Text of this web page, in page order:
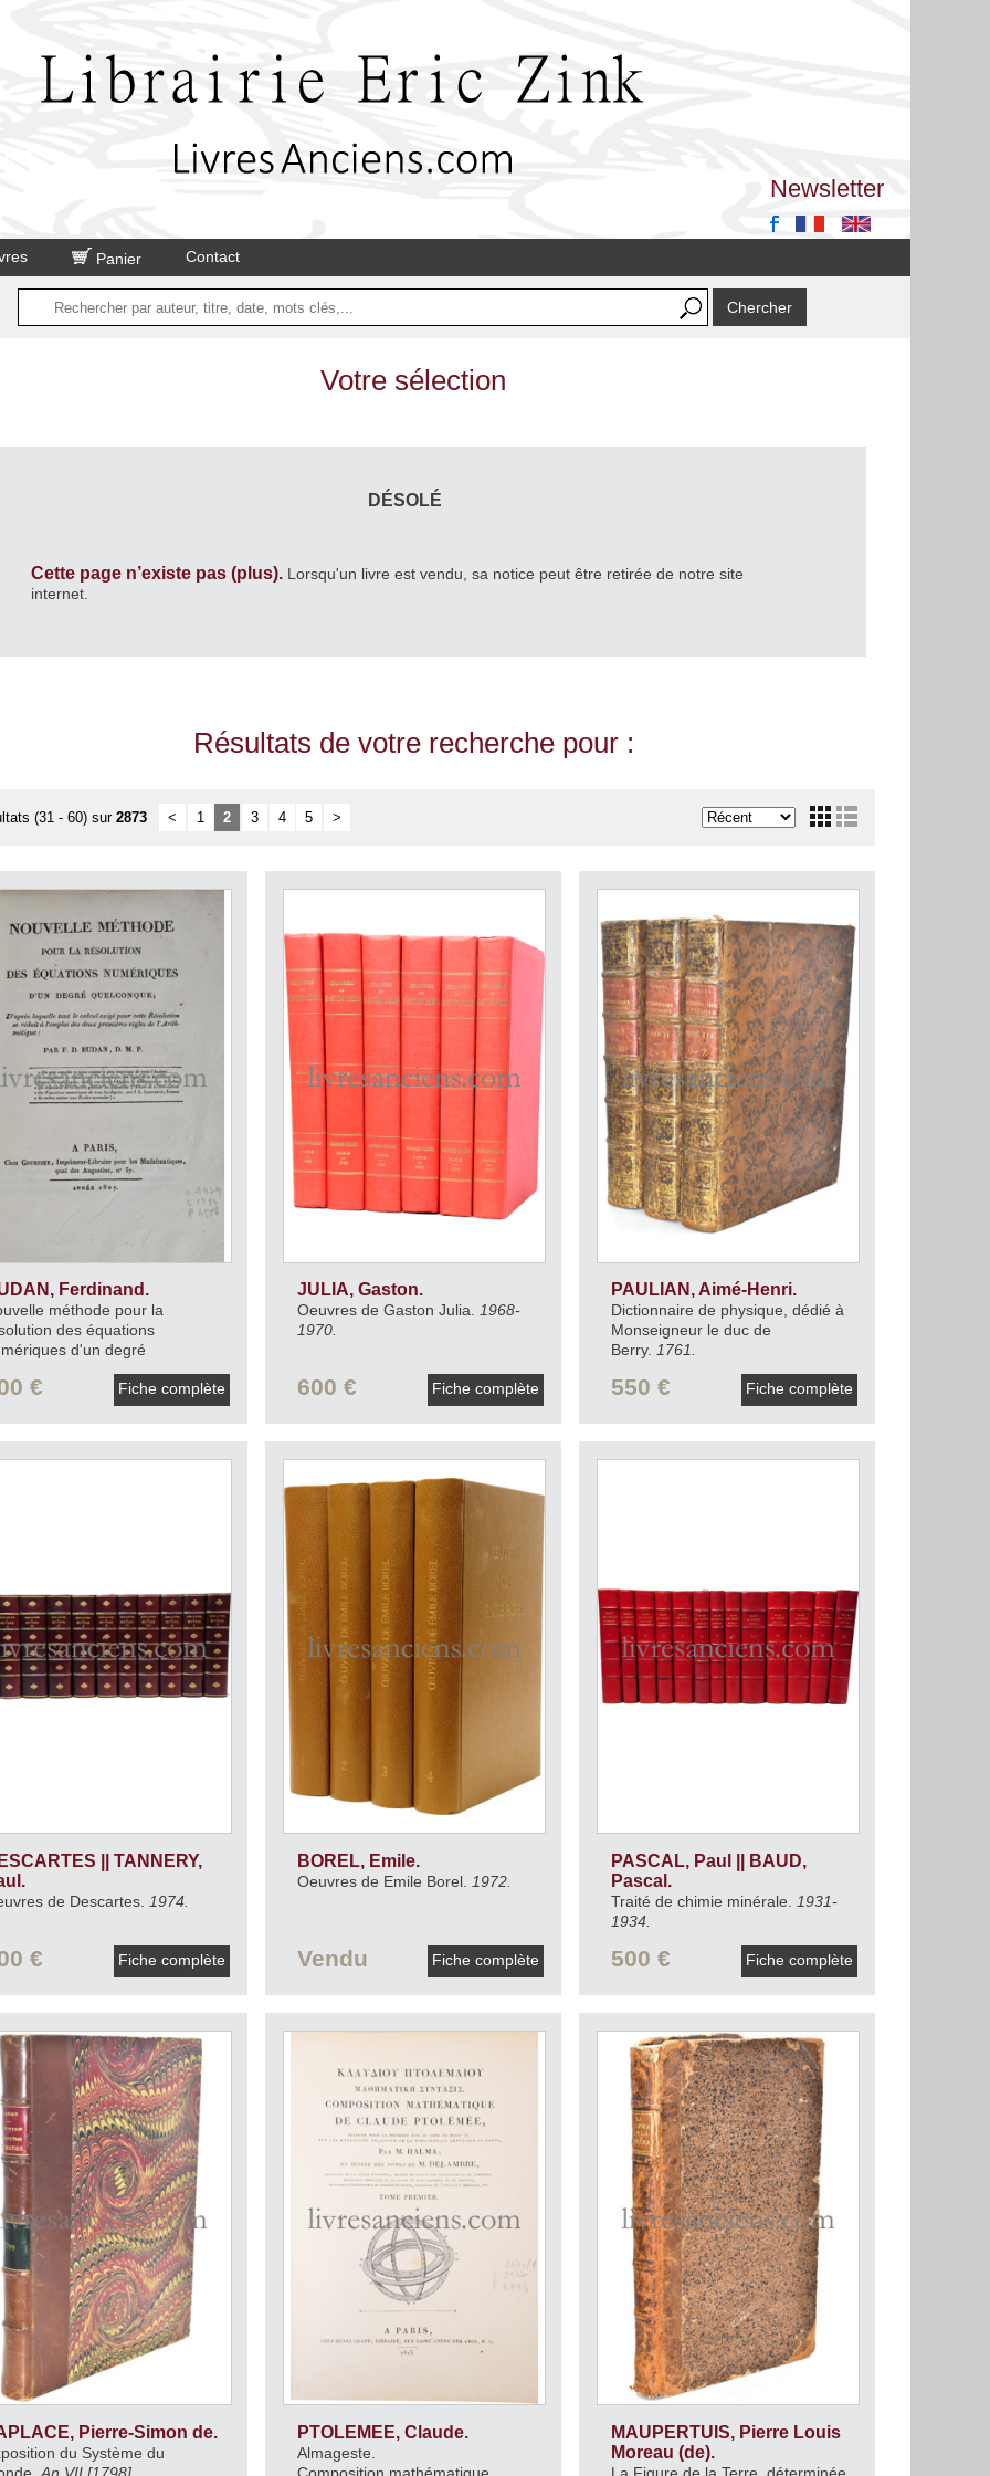
Newsletter
Panier Contact
Votre sélection
DÉSOLÉ
Cette page n’existe pas (plus). Lorsqu'un livre est vendu, sa notice peut être retirée de notre site
internet.
Résultats de votre recherche pour :
(31 - 60) sur 2873 < 1 2 3 4 5 >
Ferdinand.
méthode pour la
des équations
d'un degré
€ Fiche complète
JULIA, Gaston.
Oeuvres de Gaston Julia. 1968-
1970.
600 € Fiche complète
PAULIAN, Aimé-Henri.
Dictionnaire de physique, dédié à
Monseigneur le duc de
Berry. 1761.
550 € Fiche complète
|| TANNERY,
de Descartes. 1974.
€ Fiche complète
BOREL, Emile.
Oeuvres de Emile Borel. 1972.
Vendu Fiche complète
PASCAL, Paul || BAUD,
Pascal.
Traité de chimie minérale.
1931-
1934.
500 € Fiche complète
Pierre-Simon de.
du Système du
An VII [1798].
PTOLEMEE, Claude.
Almageste.
Composition mathématique
MAUPERTUIS, Pierre Louis
Moreau (de).
La Figure de la Terre, déterminée